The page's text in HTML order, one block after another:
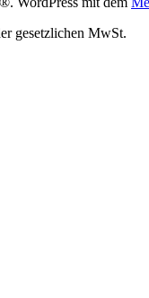
gesetzlichen MwSt.